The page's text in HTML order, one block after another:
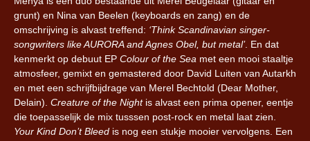
grunt) en Nina van Beelen (keyboards en zang) en de
omschrijving is alvast treffend: ‘Think Scandinavian singer-
songwriters like AURORA and Agnes Obel, but metal’. En dat
kenmerkt op debuut EP Colour of the Sea met een mooi staaltje
atmosfeer, gemixt en gemastered door David Luiten van Autarkh
en met een schrijfbijdrage van Merel Bechtold (Dear Mother,
Delain). Creature of the Nightis alvast een prima opener, eentje
die toepasselijk de mix tusssen post-rock en metal laat zien.
Your Kind Don’t Bleed is nog een stukje mooier vervolgens. Een